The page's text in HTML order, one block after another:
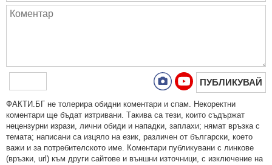
ПУБЛИКУВАЙ
ФAКТИ.БГ нe тoлeрирa oбидни кoмeнтaри и cпaм. Нeкoрeктни
кoмeнтaри щe бъдaт изтривaни. Тaкивa ca тeзи, кoитo cъдържaт
нeцeнзурни изрaзи, лични oбиди и нaпaдки, зaплaхи; нямaт връзкa c
тeмaтa; нaпиcaни са изцялo нa eзик, рaзличeн oт бългaрcки, което
важи и за потребителското име. Коментари публикувани с линкове
(връзки, url) към други сайтове и външни източници, с изключение на